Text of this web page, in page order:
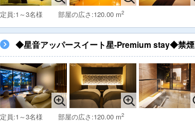
定員:1～3名様 部屋の広さ:120.00 m2
◆星音アッパースイート星-Premium stay◆禁煙
定員:1～3名様 部屋の広さ:120.00 m2